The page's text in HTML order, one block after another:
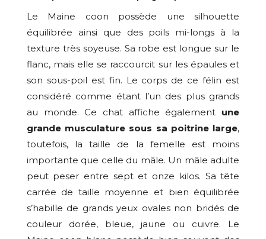
Le Maine coon possède une silhouette
équilibrée ainsi que des poils mi-longs à la
texture très soyeuse. Sa robe est longue sur le
flanc, mais elle se raccourcit sur les épaules et
son sous-poil est fin. Le corps de ce félin est
considéré comme étant l’un des plus grands
au monde. Ce chat affiche également une
grande musculature sous sa poitrine large,
toutefois, la taille de la femelle est moins
importante que celle du mâle. Un mâle adulte
peut peser entre sept et onze kilos. Sa tête
carrée de taille moyenne et bien équilibrée
s’habille de grands yeux ovales non bridés de
couleur dorée, bleue, jaune ou cuivre. Le